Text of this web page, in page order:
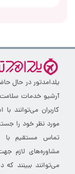
یلدامدتور در حال
آرشیو خدمات سلامت
کاربران می‌توانند
مورد نظر خود را
تماس مستقیم با
مشاوره‌های لازم
می‌توانند ببینند